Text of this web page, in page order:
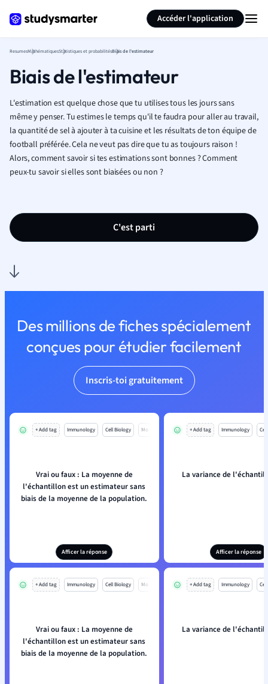
Accéder l'application
ResumesMathématiquesStatistiques et probabilitésBiais de l'estimateur
Biais de l'estimateur
L'estimation est quelque chose que tu utilises tous les jours sans
même y penser. Tu estimes le temps qu'il te faudra pour aller au travail,
la quantité de sel à ajouter à ta cuisine et les résultats de ton équipe de
football préférée. Cela ne veut pas dire que tu as toujours raison !
Alors, comment savoir si tes estimations sont bonnes ? Comment
peux-tu savoir si elles sont biaisées ou non ?
C'est parti
Des millions de fiches spécialement
conçues pour étudier facilement
Inscris-toi gratuitement
+ Add tag Immunology Cell Biology Mo
Vrai ou faux : La moyenne de
l'échantillon est un estimateur sans
biais de la moyenne de la population.
Afficer la réponse
+ Add tag Immunology
La variance de
Afficer la réponse
+ Add tag Immunology Cell Biology Mo
Vrai ou faux : La moyenne de
l'échantillon est un estimateur sans
biais de la moyenne de la population.
+ Add tag Immunology
La variance de
Résumer la page